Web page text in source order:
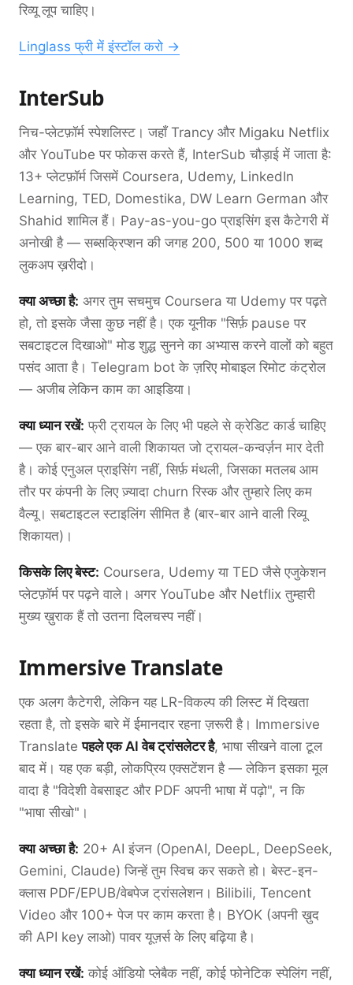
रिव्यू लूप चाहिए।
Linglass फ्री में इंस्टॉल करो →
InterSub
निच-प्लेटफ़ॉर्म स्पेशलिस्ट। जहाँ Trancy और Migaku Netflix
और YouTube पर फोकस करते हैं, InterSub चौड़ाई में जाता है:
13+ प्लेटफ़ॉर्म जिसमें Coursera, Udemy, LinkedIn
Learning, TED, Domestika, DW Learn German और
Shahid शामिल हैं। Pay-as-you-go प्राइसिंग इस कैटेगरी में
अनोखी है — सब्सक्रिप्शन की जगह 200, 500 या 1000 शब्द
लुकअप ख़रीदो।
क्या अच्छा है: अगर तुम सचमुच Coursera या Udemy पर पढ़ते
हो, तो इसके जैसा कुछ नहीं है। एक यूनीक "सिर्फ़ pause पर
सबटाइटल दिखाओ" मोड शुद्ध सुनने का अभ्यास करने वालों को बहुत
पसंद आता है। Telegram bot के ज़रिए मोबाइल रिमोट कंट्रोल
— अजीब लेकिन काम का आइडिया।
क्या ध्यान रखें: फ्री ट्रायल के लिए भी पहले से क्रेडिट कार्ड चाहिए
— एक बार-बार आने वाली शिकायत जो ट्रायल-कन्वर्ज़न मार देती
है। कोई एनुअल प्राइसिंग नहीं, सिर्फ़ मंथली, जिसका मतलब आम
तौर पर कंपनी के लिए ज़्यादा churn रिस्क और तुम्हारे लिए कम
वैल्यू। सबटाइटल स्टाइलिंग सीमित है (बार-बार आने वाली रिव्यू
शिकायत)।
किसके लिए बेस्ट: Coursera, Udemy या TED जैसे एजुकेशन
प्लेटफ़ॉर्म पर पढ़ने वाले। अगर YouTube और Netflix तुम्हारी
मुख्य ख़ुराक हैं तो उतना दिलचस्प नहीं।
Immersive Translate
एक अलग कैटेगरी, लेकिन यह LR-विकल्प की लिस्ट में दिखता
रहता है, तो इसके बारे में ईमानदार रहना ज़रूरी है। Immersive
Translateपहले एक AI वेब ट्रांसलेटर है, भाषा सीखने वाला टूल
बाद में। यह एक बड़ी, लोकप्रिय एक्सटेंशन है — लेकिन इसका मूल
वादा है "विदेशी वेबसाइट और PDF अपनी भाषा में पढ़ो", न कि
"भाषा सीखो"।
क्या अच्छा है: 20+ AI इंजन (OpenAI, DeepL, DeepSeek,
Gemini, Claude) जिन्हें तुम स्विच कर सकते हो। बेस्ट-इन-
क्लास PDF/EPUB/वेबपेज ट्रांसलेशन। Bilibili, Tencent
Video और 100+ पेज पर काम करता है। BYOK (अपनी ख़ुद
की API key लाओ) पावर यूज़र्स के लिए बढ़िया है।
क्या ध्यान रखें: कोई ऑडियो प्लेबैक नहीं, कोई फोनेटिक स्पेलिंग नहीं,